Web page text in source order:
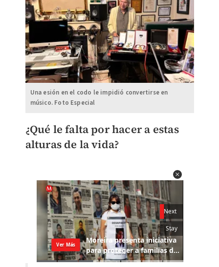
Una esión en el codo le impidió convertirse en
músico. Foto Especial
¿Qué le falta por hacer a estas
alturas de la vida?